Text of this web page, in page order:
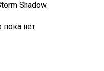
Shadow.
нет.